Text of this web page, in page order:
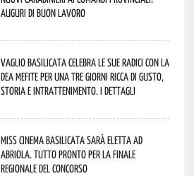
Auguri di buon lavoro
Vaglio Basilicata celebra le sue radici con la
Dea Mefite per una tre giorni ricca di gusto,
storia e intrattenimento. I dettagli
Miss Cinema Basilicata sarà eletta ad
Abriola. Tutto pronto per la finale
regionale del concorso